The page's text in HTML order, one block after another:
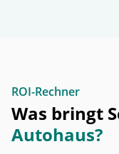
ROI-Rechner
Was bringt
Autohaus?